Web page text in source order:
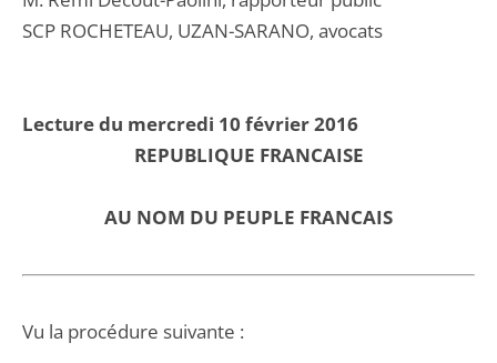
SCP ROCHETEAU, UZAN-SARANO, avocats
Lecture du mercredi 10 février 2016
REPUBLIQUE FRANCAISE
AU NOM DU PEUPLE FRANCAIS
Vu la procédure suivante :